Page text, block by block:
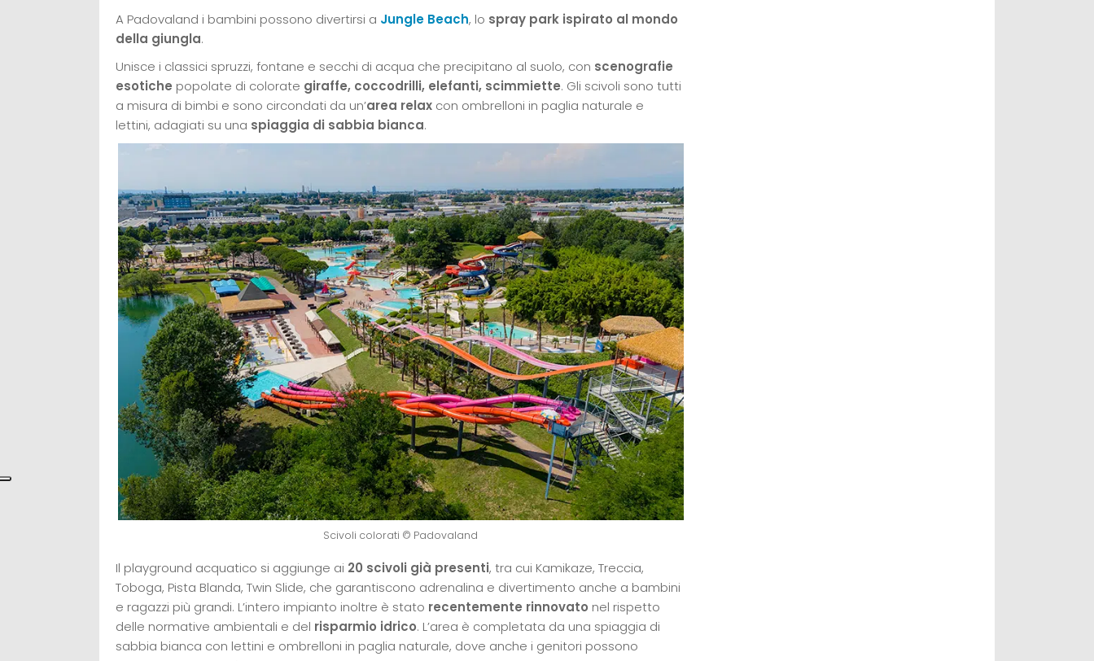
A Padovaland i bambini possono divertirsi a Jungle Beach, lo spray park ispirato al mondo
della giungla.
Unisce i classici spruzzi, fontane e secchi di acqua che precipitano al suolo, con scenografie
esotiche popolate di colorate giraffe, coccodrilli, elefanti, scimmiette. Gli scivoli sono tutti
a misura di bimbi e sono circondati da un’area relax con ombrelloni in paglia naturale e
lettini, adagiati su una spiaggia di sabbia bianca.
Scivoli colorati © Padovaland
Il playground acquatico si aggiunge ai 20 scivoli già presenti, tra cui Kamikaze, Treccia,
Toboga, Pista Blanda, Twin Slide, che garantiscono adrenalina e divertimento anche a bambini
e ragazzi più grandi. L’intero impianto inoltre è stato recentemente rinnovato nel rispetto
delle normative ambientali e del risparmio idrico. L’area è completata da una spiaggia di
sabbia bianca con lettini e ombrelloni in paglia naturale, dove anche i genitori possono